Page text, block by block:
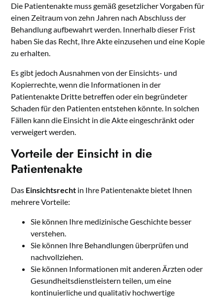
Die Patientenakte muss gemäß gesetzlicher Vorgaben für
einen Zeitraum von zehn Jahren nach Abschluss der
Behandlung aufbewahrt werden. Innerhalb dieser Frist
haben Sie das Recht, Ihre Akte einzusehen und eine Kopie
zu erhalten.
Es gibt jedoch Ausnahmen von der Einsichts- und
Kopierrechte, wenn die Informationen in der
Patientenakte Dritte betreffen oder ein begründeter
Schaden für den Patienten entstehen könnte. In solchen
Fällen kann die Einsicht in die Akte eingeschränkt oder
verweigert werden.
Vorteile der Einsicht in die
Patientenakte
Das Einsichtsrecht in Ihre Patientenakte bietet Ihnen
mehrere Vorteile:
Sie können Ihre medizinische Geschichte besser
verstehen.
Sie können Ihre Behandlungen überprüfen und
nachvollziehen.
Sie können Informationen mit anderen Ärzten oder
Gesundheitsdienstleistern teilen, um eine
kontinuierliche und qualitativ hochwertige